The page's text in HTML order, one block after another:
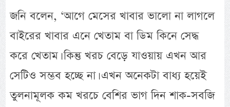
জনি বলেন, ‘আগে মেসের খাবার ভালো না লাগলে
বাইরের খাবার এনে খেতাম বা ডিম কিনে সেদ্ধ
করে খেতাম। কিন্তু খরচ বেড়ে যাওয়ায় এখন আর
সেটিও সম্ভব হচ্ছে না। এখন অনেকটা বাধ্য হয়েই
তুলনামূলক কম খরচে বেশির ভাগ দিন শাক-সবজি